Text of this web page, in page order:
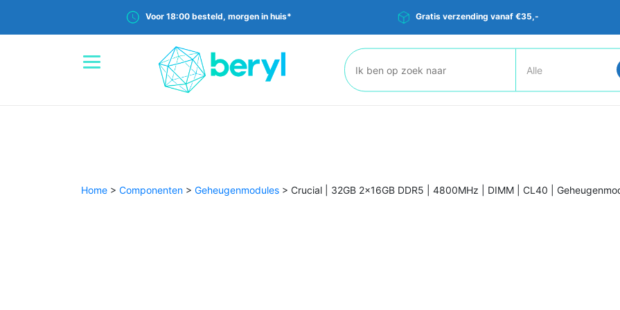
Voor 18:00 besteld, morgen in huis* Gratis verzending vanaf €35,-
Zoeken:
Home > Componenten > Geheugenmodules > Crucial | 32GB 2x16GB DDR5 | 4800MHz | DIMM | CL40 |